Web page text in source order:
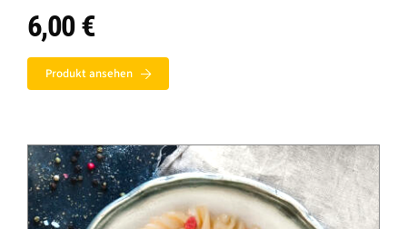
6,00€
Produkt ansehen